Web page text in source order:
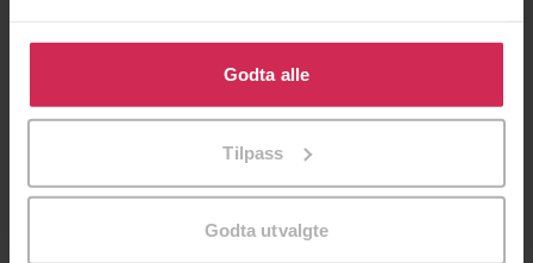
Klikk på «Godta alle» for å gi oss ditt samtykke til å
bruke cookies for alle disse formålene. Du kan også
tilpasse ditt samtykke til spesifikke formål ved å klikke
Godta alle
Tilpass
Godta utvalgte
EBOK EBOK
Jeannette Walls (forfatter),
(oversetter)
Pantagruel